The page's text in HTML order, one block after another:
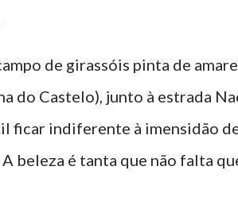
de girassóis pinta de
do Castelo), junto à estrada
ficar indiferente à imensidão
beleza é tanta que não falta